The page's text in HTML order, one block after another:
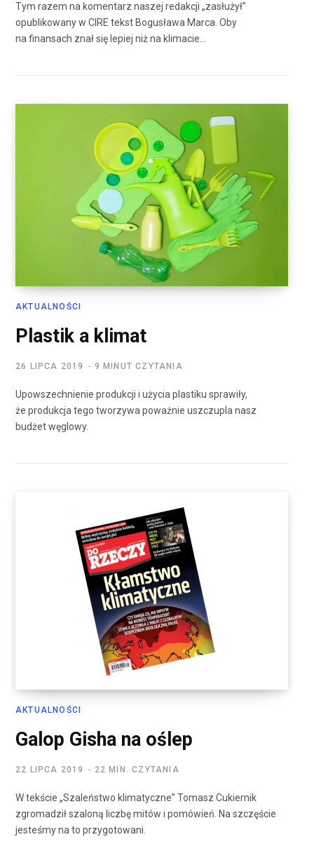
Tym razem na komentarz naszej redakcji „zasłużył”
opublikowany w CIRE tekst Bogusława Marca. Oby
na finansach znał się lepiej niż na klimacie…
AKTUALNOŚCI
Plastik a klimat
26 LIPCA 2019 9 MINUT CZYTANIA
Upowszechnienie produkcji i użycia plastiku sprawiły,
że produkcja tego tworzywa poważnie uszczupla nasz
budżet węglowy.
AKTUALNOŚCI
Galop Gisha na oślep
22 LIPCA 2019 22 MIN. CZYTANIA
W tekście „Szaleństwo klimatyczne” Tomasz Cukiernik
zgromadził szaloną liczbę mitów i pomówień. Na szczęście
jesteśmy na to przygotowani.